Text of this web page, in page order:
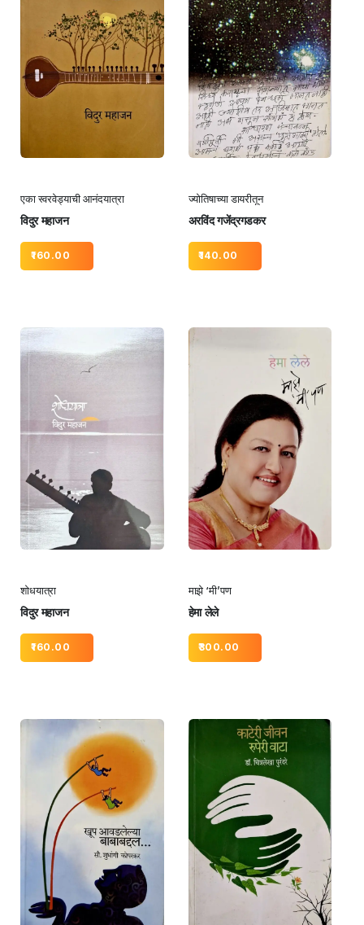
एका स्वरवेड्याची आनंदयात्रा
विदुर महाजन
160.00
ज्योतिषाच्या डायरीतून
अरविंद गजेंद्रगडकर
140.00
शोधयात्रा
विदुर महाजन
160.00
माझे ‘मी’पण
हेमा लेले
300.00